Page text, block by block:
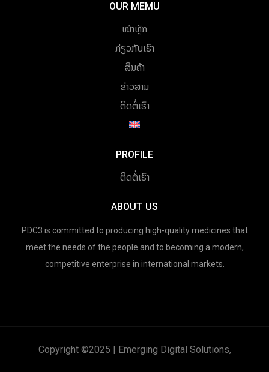
OUR MEMU
ໜ້າຫຼັກ
ກ່ຽວກັບເຮົາ
ສິນຄ້າ
ຂ່າວສານ
ຕິດຕໍ່ເຮົາ
PROFILE
ຕິດຕໍ່ເຮົາ
ABOUT US
PDC3 is committed to producing high-quality medicines that
meet the needs of the people and to becoming a modern,
competitive enterprise in international markets.
Copyright ©2025 | Emerging Digital Solutions,